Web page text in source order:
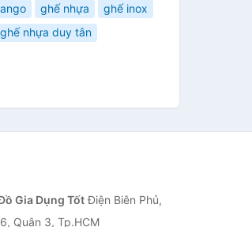
ghế nhựa
ghế inox
ghế nhựa duy tân
Gia Dụng TốtĐiện Biên Phủ,
Quận 3, Tp.HCM